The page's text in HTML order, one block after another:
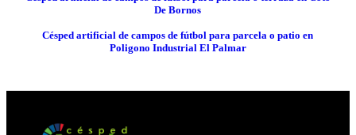
De Bornos
Césped artificial de campos de fútbol para parcela o patio en
Poligono Industrial El Palmar